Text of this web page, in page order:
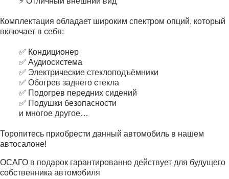
Комплектация обладает широким спектром опций, который
включает в себя:
✅ Кондиционер
✅ Аудиосистема
✅ Электрические стеклоподъёмники
✅ Обогрев заднего стекла
✅ Подогрев передних сидений
✅ Подушки безопасности
и многое другое…
Торопитесь приобрести данный автомобиль в нашем
автосалоне!
ОСАГО в подарок гарантированно действует для будущего
собственника автомобиля